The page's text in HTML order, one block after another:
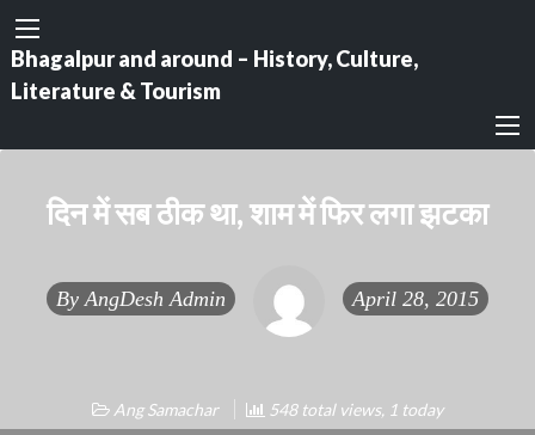
Bhagalpur and around – History, Culture,
Literature & Tourism
दिन में सब ठीक था, शाम में फिर लगा झटका
By AngDesh Admin April 28, 2015
Ang Samachar 548 total views, 1 today